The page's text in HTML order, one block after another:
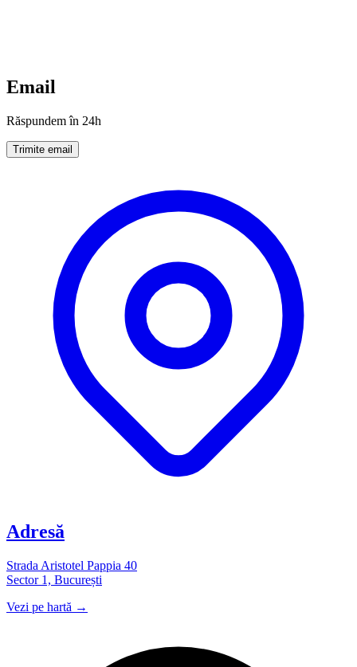
Email
Răspundem în 24h
Trimite email
Adresă
Strada Aristotel Pappia 40
Sector 1, București
Vezi pe hartă →